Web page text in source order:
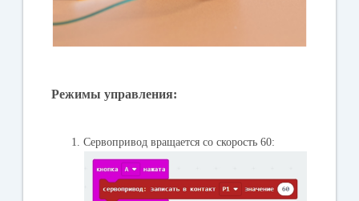
Режимы управления:
Сервопривод вращается со скорость 60: